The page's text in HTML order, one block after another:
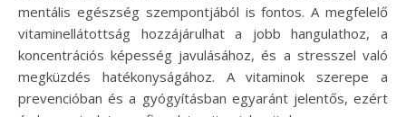
mentális egészség szempontjából is fontos. A megfelelő
vitaminellátottság hozzájárulhat a jobb hangulathoz, a
koncentrációs képesség javulásához, és a stresszel való
megküzdés hatékonyságához. A vitaminok szerepe a
prevencióban és a gyógyításban egyaránt jelentős, ezért